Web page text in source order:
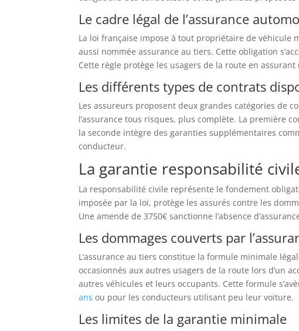
Le cadre légal de l’assurance
La loi française impose à tout propriétaire de véhicule
aussi nommée assurance au tiers. Cette obligation
Cette règle protège les usagers de la route en
Les différents types de contrats
Les assureurs proposent deux grandes catégories de
l’assurance tous risques, plus complète. La première
la seconde intègre des garanties supplémentaires
conducteur.
La garantie responsabilité
La responsabilité civile représente le fondement
imposée par la loi, protège les assurés contre les
Une amende de 3750€ sanctionne l’absence
Les dommages couverts par
L’assurance au tiers constitue la formule minimale
occasionnés aux autres usagers de la route lors d’un
autres véhicules et leurs occupants. Cette formule
ans ou pour les conducteurs utilisant peu leur voiture.
Les limites de la garantie minimale